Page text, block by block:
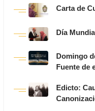
Carta de
Día
Domingo
Fuente de
Edicto: